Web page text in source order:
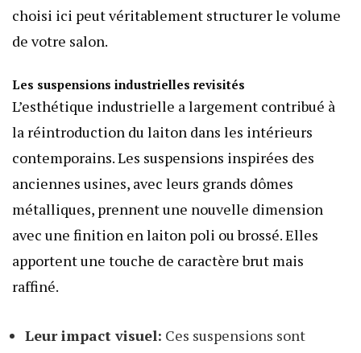
choisi ici peut véritablement structurer le volume
de votre salon.
Les suspensions industrielles revisités
L’esthétique industrielle a largement contribué à
la réintroduction du laiton dans les intérieurs
contemporains. Les suspensions inspirées des
anciennes usines, avec leurs grands dômes
métalliques, prennent une nouvelle dimension
avec une finition en laiton poli ou brossé. Elles
apportent une touche de caractère brut mais
raffiné.
Leur impact visuel: Ces suspensions sont